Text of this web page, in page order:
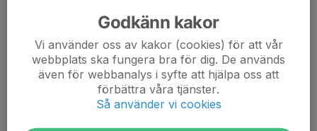
Godkänn kakor
Vi använder oss av kakor (cookies) för att vår
webbplats ska fungera bra för dig. De används
även för webbanalys i syfte att hjälpa oss att
förbättra våra tjänster.
Så använder vi cookies